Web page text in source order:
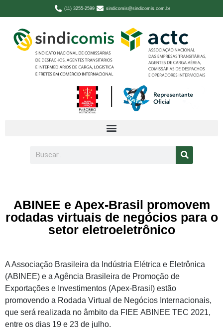
(11) 3255-2599 sindicomis@sindicomis.com.br
ABINEE e Apex-Brasil promovem
rodadas virtuais de negócios para o
setor eletroeletrônico
A Associação Brasileira da Indústria Elétrica e Eletrônica
(ABINEE) e a Agência Brasileira de Promoção de
Exportações e Investimentos (Apex-Brasil) estão
promovendo a Rodada Virtual de Negócios Internacionais,
que será realizada no âmbito da FIEE ABINEE TEC 2021,
entre os dias 19 e 23 de julho.